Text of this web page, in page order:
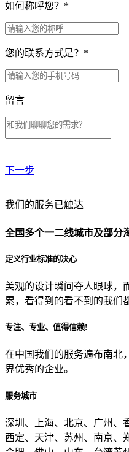
如何称呼您？ *
您的联系方式是？ *
留言
下一步
贵公司预算范围是？
贵公司的团队规模是？
目前主要的营销渠道是？
我们的服务已触达
全国多个一二线城市及部分
定义行业标准的决心
美观的设计瞬间夺人眼球，
累，看得到的看不到的我们
专注、专业、值得信赖!
在中国我们的服务遍布南北
界优秀的企业。
服务城市
深圳、上海、北京、广州、
西定、天津、苏州、南京、